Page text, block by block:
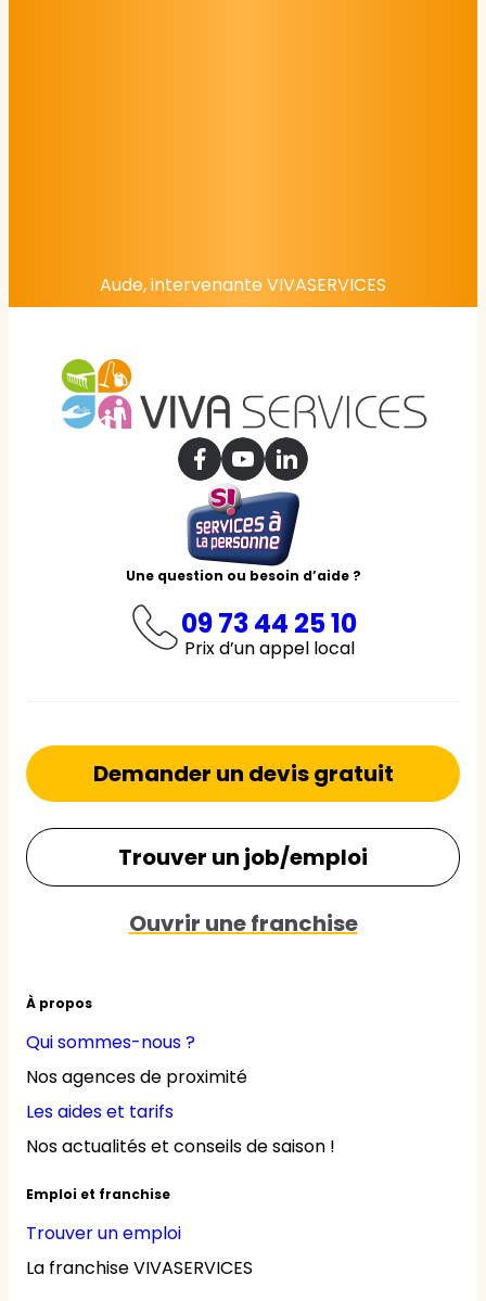
Aude, intervenante VIVASERVICES
Une question ou besoin d’aide ?
09 73 44 25 10
Prix d’un appel local
À propos
Qui sommes-nous ?
Nos agences de proximité
Les aides et tarifs
Nos actualités et conseils de saison !
Emploi et franchise
Trouver un emploi
La franchise VIVASERVICES
Demander un devis gratuit
Trouver un job/emploi
Ouvrir une franchise